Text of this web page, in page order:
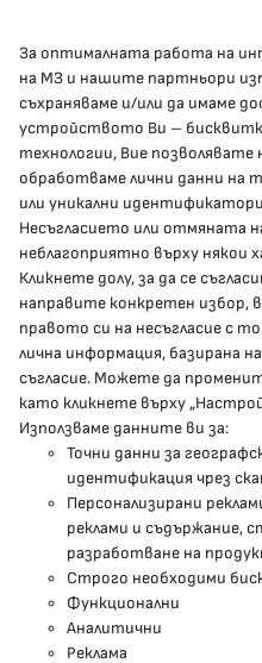
КОНТАКТИ
гр.София, 1000, пл.
МЗ В СОЦИАЛНИТЕ
Facebook страница
Instragram профил
YouTube канал
Threads профил
Карта на сайта
Бисквитки
За оптималната работа на
на МЗ и нашите партньори
съхраняваме и/или да имаме
устройството Ви –
технологии, Вие
обработваме лични данни на
или уникални
Несъгласието или отмяната
неблагоприятно върху някои
Кликнете долу, за да се
направите конкретен избор,
правото си на несъгласие с
лична информация, базирана
съгласие. Можете да
като кликнете върху
Използваме данните ви за:
Точни данни за
идентификация чрез
Персонализирани
реклами и съдържание,
разработване на
Строго необходими
Функционални
Аналитични
Реклама